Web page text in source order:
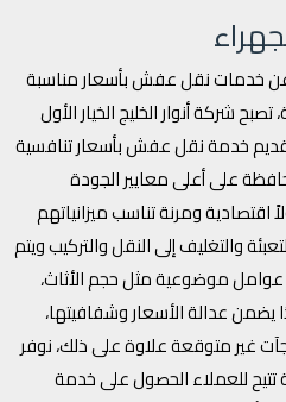
عن خدمات نقل عفش بأسعار مناسبة
شركة أنوار الخليج الخيار الأول
خدمة نقل عفش بأسعار تنافسية
على أعلى معايير الجودة
اقتصادية ومرنة تناسب ميزانياتهم
والتغليف إلى النقل والتركيب ويتم
عوامل موضوعية مثل حجم الأثاث،
عدالة الأسعار وشفافيتها،
غير متوقعة علاوة على ذلك، نوفر
للعملاء الحصول على خدمة